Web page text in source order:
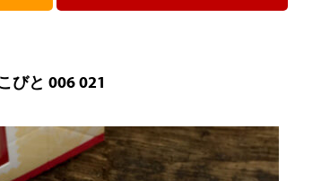
びと 006 021